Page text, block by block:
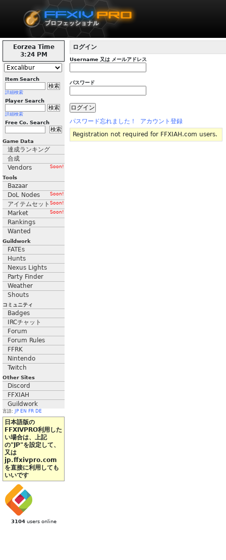
Eorzea Time
3:24 PM
Item Search
詳細検索
Player Search
詳細検索
Free Co. Search
Game Data
達成ランキング
合成
Vendors
Soon!
Tools
Bazaar
DoL Nodes
Soon!
アイテムセット Soon!
Market Soon!
Rankings
Wanted
Guildwork
FATEs
Hunts
Nexus Lights
Party Finder
Weather
Shouts
コミュニティ
Badges
IRCチャット
Forum
Forum Rules
FFRK
Nintendo
Twitch
Other Sites
Discord
FFXIAH
Guildwork
言語: JP EN FR DE
日本語版の
FFXIVPRO利用した
い場合は、上記
の"JP"を設定して、
又は
jp.ffxivpro.com
を直接に利用しても
いいです
3104users online
ログイン
Username 又は メールアドレス
パスワード
パスワード忘れました！
アカウント登録
Registration not required for FFXIAH.com users.